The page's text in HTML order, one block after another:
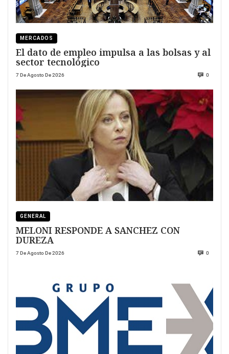
MERCADOS
El dato de empleo impulsa a las bolsas y al
sector tecnológico
7 De Agosto De 2026 0
GENERAL
MELONI RESPONDE A SANCHEZ CON
DUREZA
7 De Agosto De 2026 0